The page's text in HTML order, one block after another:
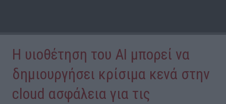
Η υιοθέτηση του AI μπορεί να
δημιουργήσει κρίσιμα κενά στην
cloud ασφάλεια για τις